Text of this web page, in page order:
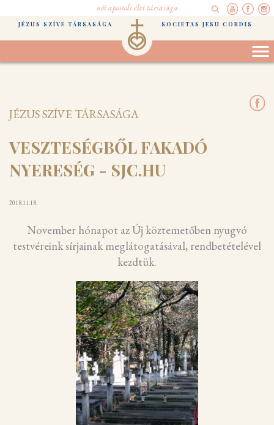
női apostoli élet társasága
JÉZUS SZÍVE TÁRSASÁGA SOCIETAS JESU CORDIS
JÉZUS SZÍVE TÁRSASÁGA
VESZTESÉGBŐL FAKADÓ
NYERESÉG - SJC.HU
2018.11.18.
November hónapot az Új köztemetőben nyugvó
testvéreink sírjainak meglátogatásával, rendbetételével
kezdtük.